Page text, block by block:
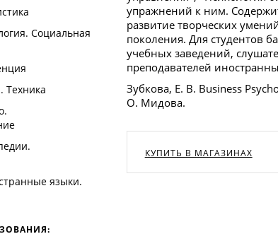
Социальная
Техника
языки.
упражнений к ним.
развитие творческих
поколения. Для студентов
учебных заведений,
преподавателей
Зубкова, Е. В. Business
О. Мидова.
КУПИТЬ В МАГАЗИНАХ